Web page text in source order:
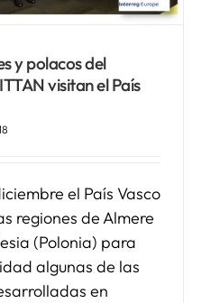
y polacos del
visitan el País
el País Vasco
regiones de Almere
(Polonia) para
algunas de las
en